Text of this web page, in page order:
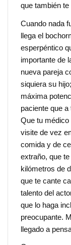
que también
Cuando nada
llega el
esperpéntico
importante de
nueva pareja
siquiera su
máxima
paciente que
Que tu médico
visite de vez
comida y de
extraño, que
kilómetros de
que te cante
talento del
que lo haga
preocupante.
llegado a